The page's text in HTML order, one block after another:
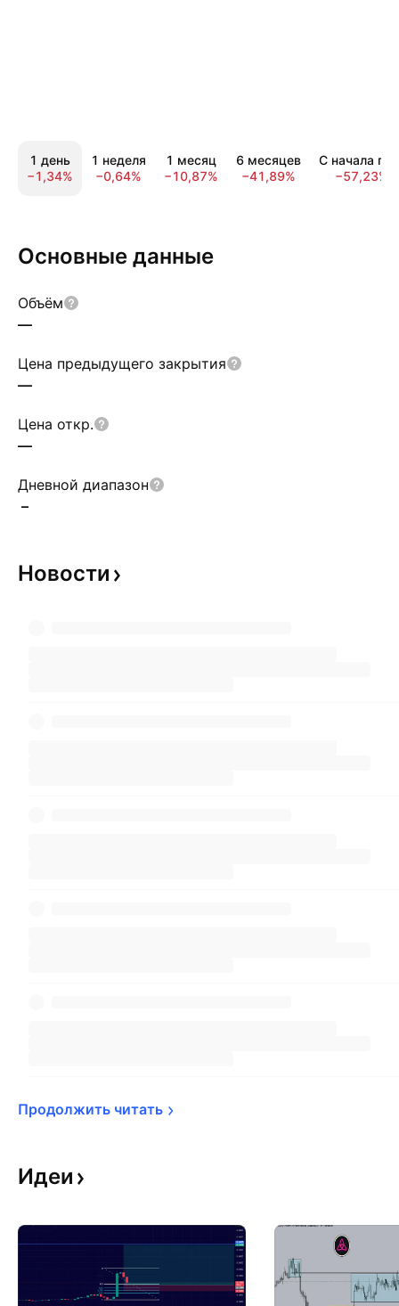
1 день
−1,34%
1 неделя
−0,64%
1 месяц
−10,87%
6 месяцев
−41,89%
С начала
−57,23%
Основные данные
Объём
—
Цена предыдущего закрытия
—
Цена откр.
—
Дневной диапазон
–
Новости
Продолжить читать
Идеи